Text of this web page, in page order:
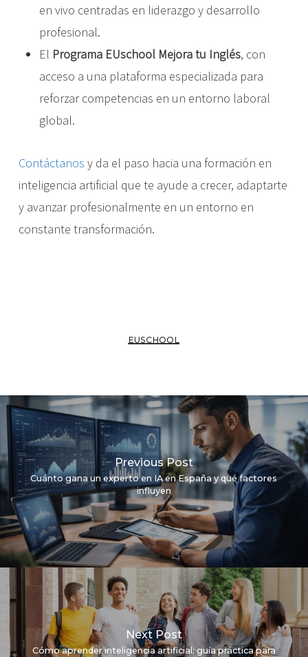
en vivo centradas en liderazgo y desarrollo
profesional.
El Programa EUschool Mejora tu Inglés, con
acceso a una plataforma especializada para
reforzar competencias en un entorno laboral
global.
Contáctanos y da el paso hacia una formación en
inteligencia artificial que te ayude a crecer, adaptarte
y avanzar profesionalmente en un entorno en
constante transformación.
EUSCHOOL
Previous Post
Cuánto gana un experto en IA en España y qué factores
influyen
Next Post
Cómo aprender inteligencia artificial: guía práctica para